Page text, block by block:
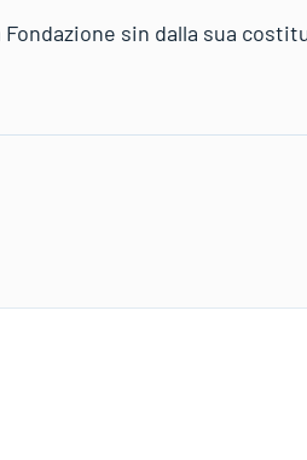
sin dalla sua